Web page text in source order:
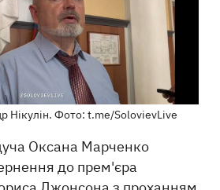
Нікулін. Фото: t.me/SolovievLive
Оксана Марченко
до прем'єра